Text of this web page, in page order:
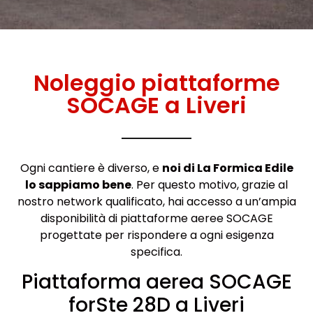
Noleggio piattaforme
SOCAGE a Liveri
Ogni cantiere è diverso, e noi di La Formica Edile
lo sappiamo bene. Per questo motivo, grazie al
nostro network qualificato, hai accesso a un’ampia
disponibilità di piattaforme aeree SOCAGE
progettate per rispondere a ogni esigenza
specifica.
Piattaforma aerea SOCAGE
forSte 28D a Liveri